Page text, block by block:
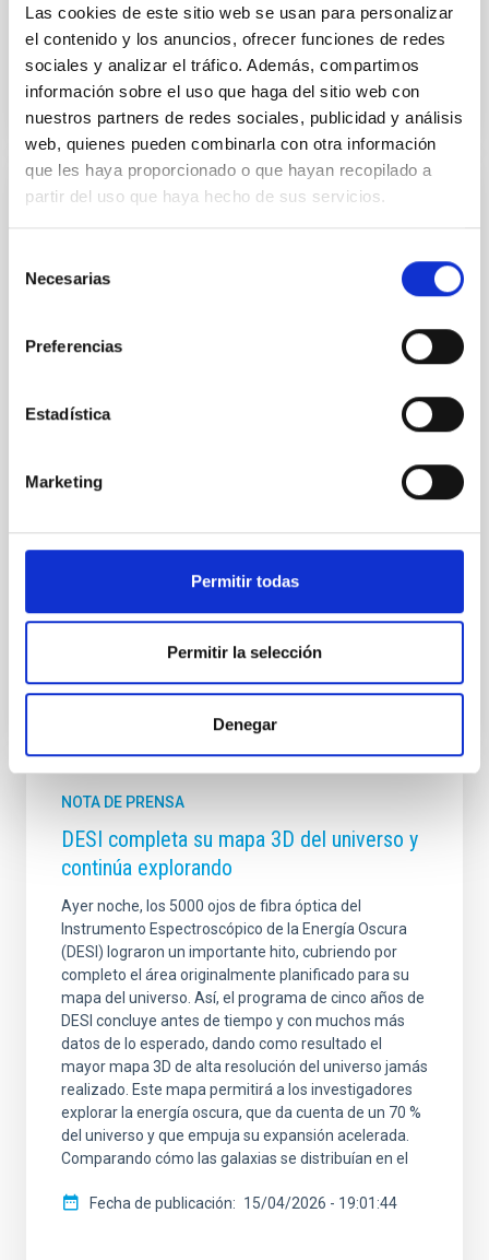
Las cookies de este sitio web se usan para personalizar
el contenido y los anuncios, ofrecer funciones de redes
sociales y analizar el tráfico. Además, compartimos
información sobre el uso que haga del sitio web con
nuestros partners de redes sociales, publicidad y análisis
web, quienes pueden combinarla con otra información
que les haya proporcionado o que hayan recopilado a
partir del uso que haya hecho de sus servicios.
Necesarias
Preferencias
Estadística
Marketing
Permitir todas
Permitir la selección
Denegar
Fecha de publicación 26/11/2025 - 12:57:36
NOTA DE PRENSA
predicen una población oculta en el
El Instituto de Astrofísica de Canarias y la Universidad
de La Laguna (ULL) lideran un estudio internacional
Guacimara García Bethencourt, junto con sus
supervisores de tesis Arianna Di Cintio y Sébastien
Astrofísica de la ULL e investigadores del IAC,
presenta en Astronomy & Astrophysics un estudio
formar estrellas y, por tanto, invisibles para
NOTA DE PRENSA
DESI completa su mapa 3D del universo y
continúa explorando
Ayer noche, los 5000 ojos de fibra óptica del
Instrumento Espectroscópico de la Energía Oscura
(DESI) lograron un importante hito, cubriendo por
completo el área originalmente planificado para su
mapa del universo. Así, el programa de cinco años de
DESI concluye antes de tiempo y con muchos más
datos de lo esperado, dando como resultado el
mayor mapa 3D de alta resolución del universo jamás
realizado. Este mapa permitirá a los investigadores
explorar la energía oscura, que da cuenta de un 70 %
del universo y que empuja su expansión acelerada.
Comparando cómo las galaxias se distribuían en el
Fecha de publicación 15/04/2026 - 19:01:44